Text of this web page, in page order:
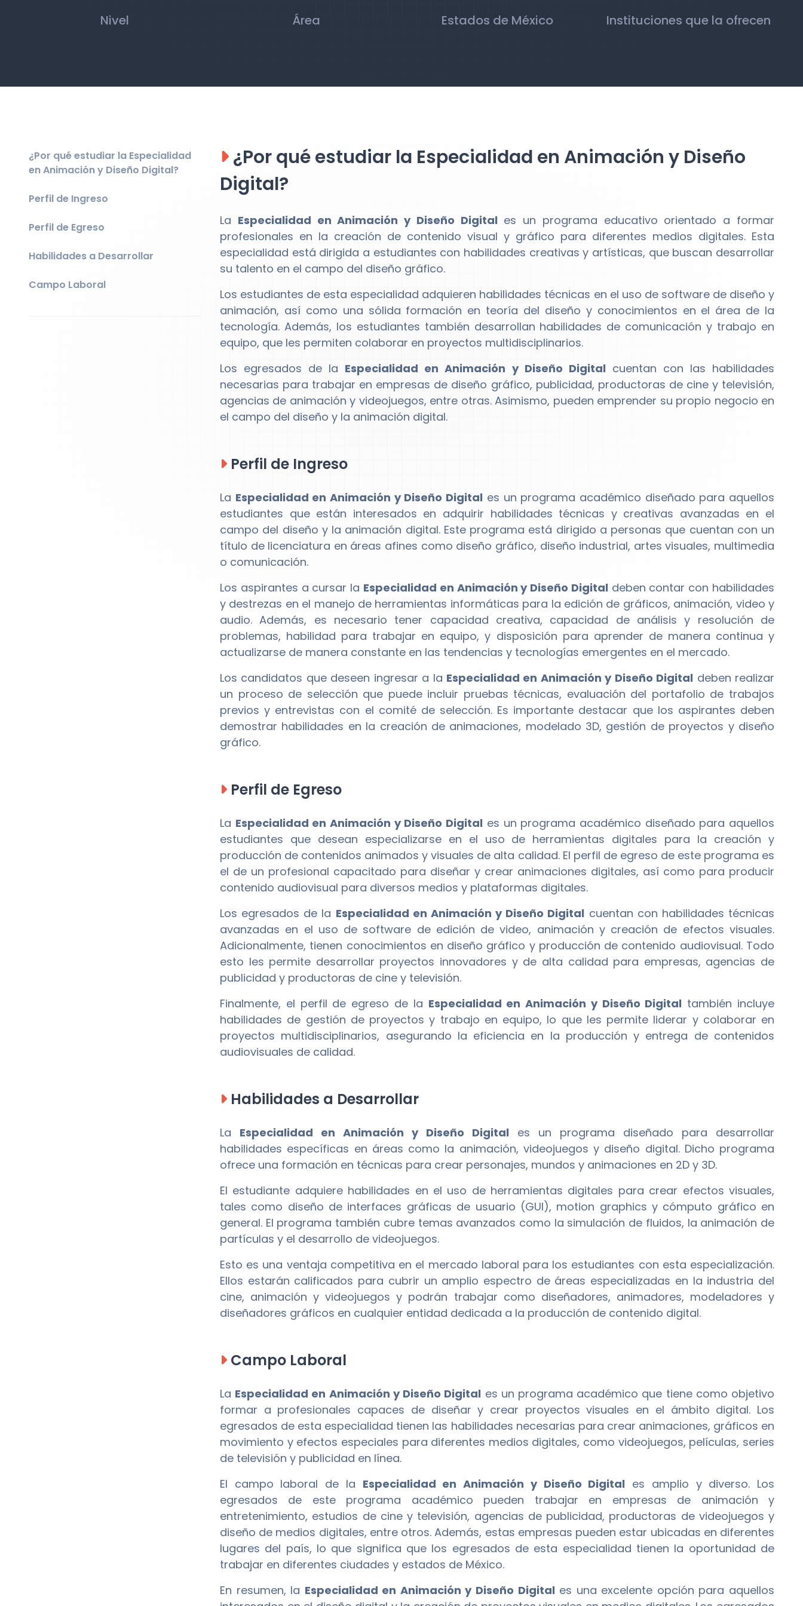
Nivel Área Estados de México Instituciones que la ofrecen
¿Por qué estudiar la Especialidad
en Animación y Diseño Digital?
Perfil de Ingreso
Perfil de Egreso
Habilidades a Desarrollar
Campo Laboral
¿Por qué estudiar la Especialidad en Animación y Diseño
Digital?
La Especialidad en Animación y Diseño Digital es un programa educativo orientado a formar
profesionales en la creación de contenido visual y gráfico para diferentes medios digitales. Esta
especialidad está dirigida a estudiantes con habilidades creativas y artísticas, que buscan desarrollar
su talento en el campo del diseño gráfico.
Los estudiantes de esta especialidad adquieren habilidades técnicas en el uso de software de diseño y
animación, así como una sólida formación en teoría del diseño y conocimientos en el área de la
tecnología. Además, los estudiantes también desarrollan habilidades de comunicación y trabajo en
equipo, que les permiten colaborar en proyectos multidisciplinarios.
Los egresados de la Especialidad en Animación y Diseño Digital cuentan con las habilidades
necesarias para trabajar en empresas de diseño gráfico, publicidad, productoras de cine y televisión,
agencias de animación y videojuegos, entre otras. Asimismo, pueden emprender su propio negocio en
el campo del diseño y la animación digital.
Perfil de Ingreso
La Especialidad en Animación y Diseño Digital es un programa académico diseñado para aquellos
estudiantes que están interesados en adquirir habilidades técnicas y creativas avanzadas en el
campo del diseño y la animación digital. Este programa está dirigido a personas que cuentan con un
título de licenciatura en áreas afines como diseño gráfico, diseño industrial, artes visuales, multimedia
o comunicación.
Los aspirantes a cursar la Especialidad en Animación y Diseño Digitaldeben contar con habilidades
y destrezas en el manejo de herramientas informáticas para la edición de gráficos, animación, video y
audio. Además, es necesario tener capacidad creativa, capacidad de análisis y resolución de
problemas, habilidad para trabajar en equipo, y disposición para aprender de manera continua y
actualizarse de manera constante en las tendencias y tecnologías emergentes en el mercado.
Los candidatos que deseen ingresar a la Especialidad en Animación y Diseño Digital deben realizar
un proceso de selección que puede incluir pruebas técnicas, evaluación del portafolio de trabajos
previos y entrevistas con el comité de selección. Es importante destacar que los aspirantes deben
demostrar habilidades en la creación de animaciones, modelado 3D, gestión de proyectos y diseño
gráfico.
Perfil de Egreso
La Especialidad en Animación y Diseño Digital es un programa académico diseñado para aquellos
estudiantes que desean especializarse en el uso de herramientas digitales para la creación y
producción de contenidos animados y visuales de alta calidad. El perfil de egreso de este programa es
el de un profesional capacitado para diseñar y crear animaciones digitales, así como para producir
contenido audiovisual para diversos medios y plataformas digitales.
Los egresados de la Especialidad en Animación y Diseño Digital cuentan con habilidades técnicas
avanzadas en el uso de software de edición de video, animación y creación de efectos visuales.
Adicionalmente, tienen conocimientos en diseño gráfico y producción de contenido audiovisual. Todo
esto les permite desarrollar proyectos innovadores y de alta calidad para empresas, agencias de
publicidad y productoras de cine y televisión.
Finalmente, el perfil de egreso de la Especialidad en Animación y Diseño Digital también incluye
habilidades de gestión de proyectos y trabajo en equipo, lo que les permite liderar y colaborar en
proyectos multidisciplinarios, asegurando la eficiencia en la producción y entrega de contenidos
audiovisuales de calidad.
Habilidades a Desarrollar
La Especialidad en Animación y Diseño Digital es un programa diseñado para desarrollar
habilidades específicas en áreas como la animación, videojuegos y diseño digital. Dicho programa
ofrece una formación en técnicas para crear personajes, mundos y animaciones en 2D y 3D.
El estudiante adquiere habilidades en el uso de herramientas digitales para crear efectos visuales,
tales como diseño de interfaces gráficas de usuario (GUI), motion graphics y cómputo gráfico en
general. El programa también cubre temas avanzados como la simulación de fluidos, la animación de
partículas y el desarrollo de videojuegos.
Esto es una ventaja competitiva en el mercado laboral para los estudiantes con esta especialización.
Ellos estarán calificados para cubrir un amplio espectro de áreas especializadas en la industria del
cine, animación y videojuegos y podrán trabajar como diseñadores, animadores, modeladores y
diseñadores gráficos en cualquier entidad dedicada a la producción de contenido digital.
Campo Laboral
La Especialidad en Animación y Diseño Digital es un programa académico que tiene como objetivo
formar a profesionales capaces de diseñar y crear proyectos visuales en el ámbito digital. Los
egresados de esta especialidad tienen las habilidades necesarias para crear animaciones, gráficos en
movimiento y efectos especiales para diferentes medios digitales, como videojuegos, películas, series
de televisión y publicidad en línea.
El campo laboral de la Especialidad en Animación y Diseño Digital es amplio y diverso. Los
egresados de este programa académico pueden trabajar en empresas de animación y
entretenimiento, estudios de cine y televisión, agencias de publicidad, productoras de videojuegos y
diseño de medios digitales, entre otros. Además, estas empresas pueden estar ubicadas en diferentes
lugares del país, lo que significa que los egresados de esta especialidad tienen la oportunidad de
trabajar en diferentes ciudades y estados de México.
En resumen, la Especialidad en Animación y Diseño Digital es una excelente opción para aquellos